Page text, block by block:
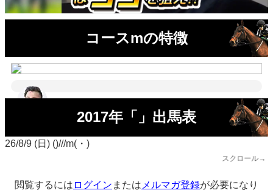
コースmの特徴
2017年「」出馬表
26/8/9 (日) ()///m(・)
スクロール→
閲覧するには ログイン または メルマガ登録が必要になり